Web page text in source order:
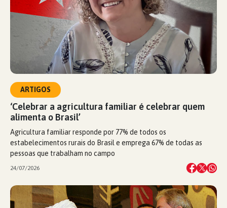
ARTIGOS
‘Celebrar a agricultura familiar é celebrar quem
alimenta o Brasil’
Agricultura familiar responde por 77% de todos os
estabelecimentos rurais do Brasil e emprega 67% de todas as
pessoas que trabalham no campo
24/07/2026